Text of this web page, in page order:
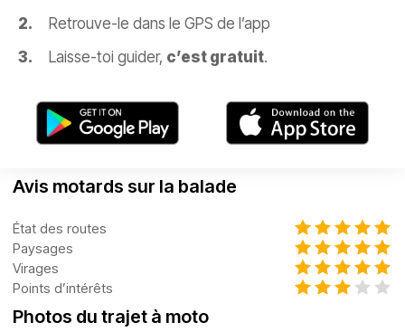
Retrouve-le dans le GPS de l’app
Laisse-toi guider, c’est gratuit.
Avis motards sur la balade
État des routes
Paysages
Virages
Points d’intérêts
Photos du trajet à moto